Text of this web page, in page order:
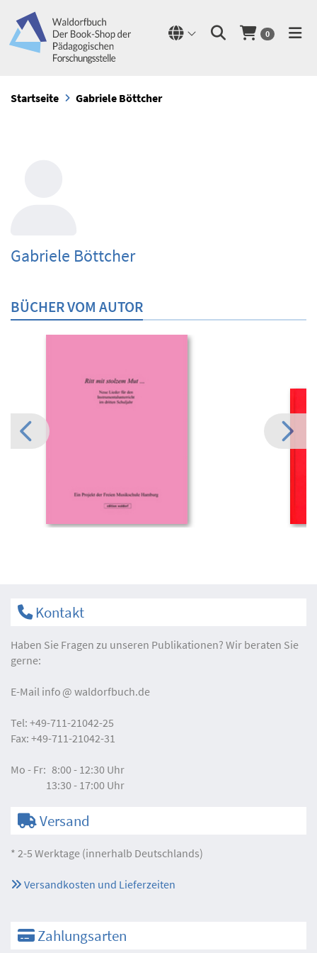
0
Startseite Gabriele Böttcher
Gabriele Böttcher
BÜCHER VOM AUTOR
Kontakt
Haben Sie Fragen zu unseren Publikationen? Wir beraten Sie
gerne:
E-Mail info waldorfbuch.de
Tel: +49-711-21042-25
Fax: +49-711-21042-31
Mo - Fr: 8:00 - 12:30 Uhr
13:30 - 17:00 Uhr
Versand
* 2-5 Werktage (innerhalb Deutschlands)
Versandkosten und Lieferzeiten
Zahlungsarten